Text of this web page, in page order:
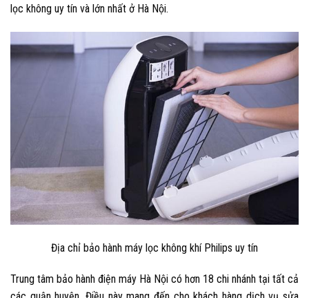
lọc không uy tín và lớn nhất ở Hà Nội.
Địa chỉ bảo hành máy lọc không khí Philips uy tín
Trung tâm bảo hành điện máy Hà Nội có hơn 18 chi nhánh tại tất cả